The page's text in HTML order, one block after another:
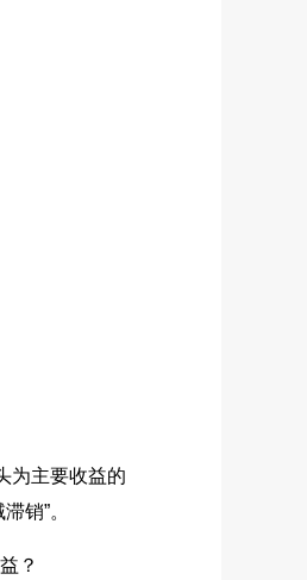
为主要收益的
销”。
？